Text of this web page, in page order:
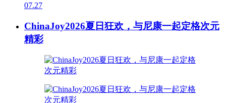
07.27
ChinaJoy2026夏日狂欢，与尼康一起定格次元
精彩